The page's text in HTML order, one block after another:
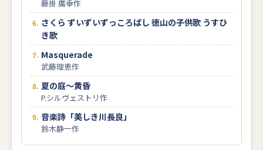
藤掛 廣幸作
さくら ずいずいずっころばし 徳山の子供歌 うすひ
き歌
Masquerade
武藤理恵作
夏の庭～黄昏
P.シルヴェストリ作
音楽詩「美しき川長良」
鈴木静一作